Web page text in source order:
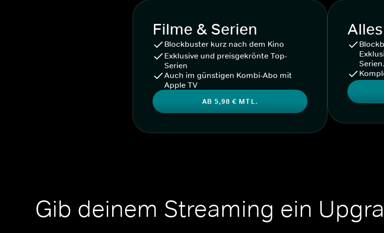
Filme & Serien
Blockbuster kurz nach dem Kino
Exklusive und preisgekrönte Top-
Serien
Auch im günstigen Kombi-Abo mit
Apple TV
AB 5,98 € MTL.
Serien.
Gib deinem Streaming ein